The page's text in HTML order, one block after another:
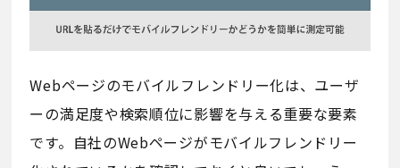
Webページのモバイルフレンドリー化は、ユーザ
ーの満足度や検索順位に影響を与える重要な要素
です。自社のWebページがモバイルフレンドリー